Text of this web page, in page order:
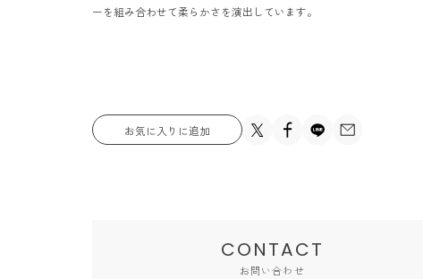
ーを組み合わせて柔らかさを演出しています。
お気に入りに追加
CONTACT
お問い合わせ